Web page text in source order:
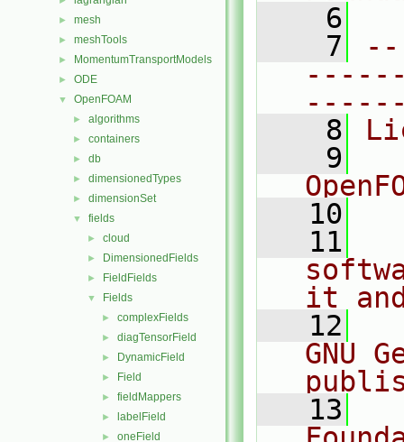
► mesh
► meshTools
► MomentumTransportModels
► ODE
▼ OpenFOAM
► algorithms
► containers
► db
► dimensionedTypes
► dimensionSet
▼ fields
► cloud
► DimensionedFields
► FieldFields
▼ Fields
► complexFields
► diagTensorField
► DynamicField
► Field
► fieldMappers
► labelField
► oneField
    6
    7
    8
    9
   10
   11
it
   12
GNU
   13